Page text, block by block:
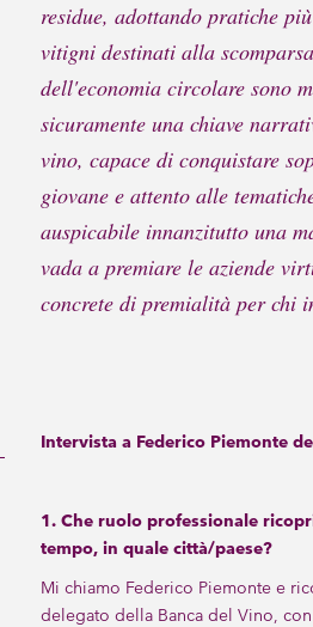
residue, adottando pratiche
vitigni destinati alla
dell'economia circolare sono
sicuramente una chiave
vino, capace di conquistare
giovane e attento alle
auspicabile innanzitutto una
vada a premiare le aziende
concrete di premialità per chi
Intervista a Federico Piemonte
1. Che ruolo professionale
tempo, in quale città/paese?
Mi chiamo Federico Piemonte e
delegato della Banca del Vino,